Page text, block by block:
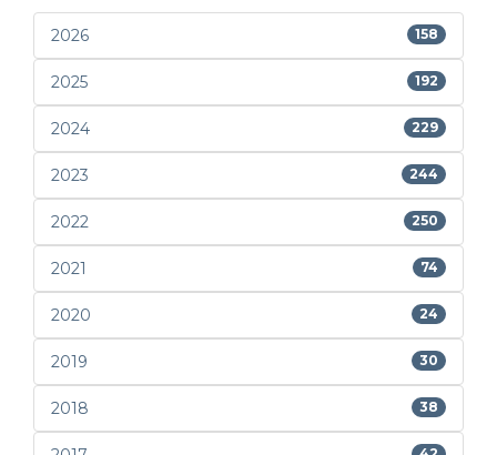
2026 158
2025 192
2024 229
2023 244
2022 250
2021 74
2020 24
2019 30
2018 38